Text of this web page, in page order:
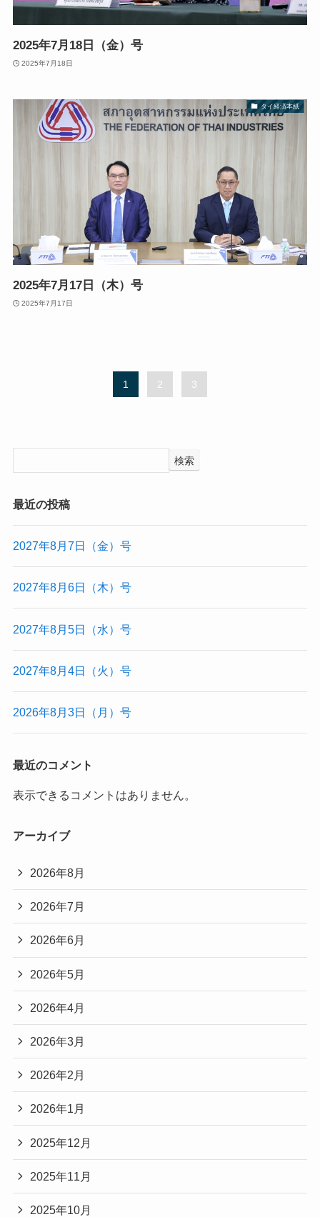
2025年7月18日（金）号
2025年7月18日
タイ経済本紙
2025年7月17日（木）号
2025年7月17日
1 2 3
検索
最近の投稿
2027年8月7日（金）号
2027年8月6日（木）号
2027年8月5日（水）号
2027年8月4日（火）号
2026年8月3日（月）号
最近のコメント
表示できるコメントはありません。
アーカイブ
2026年8月
2026年7月
2026年6月
2026年5月
2026年4月
2026年3月
2026年2月
2026年1月
2025年12月
2025年11月
2025年10月